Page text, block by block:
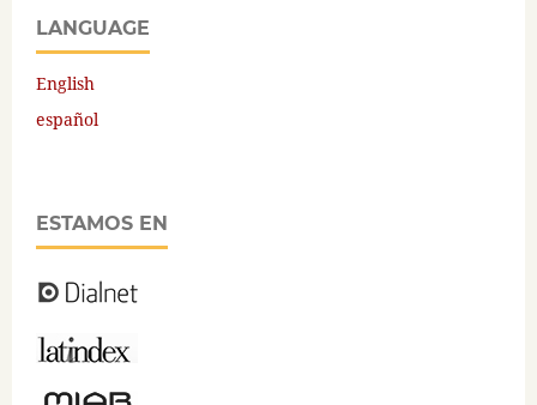
LANGUAGE
English
español
ESTAMOS EN